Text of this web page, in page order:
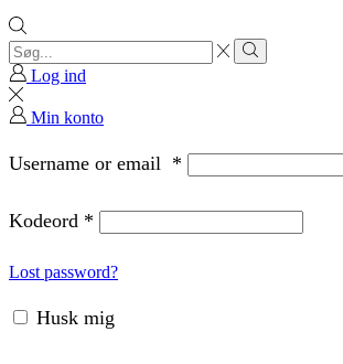
Search
input
Search
Log ind
Min konto
Username or email *
Kodeord *
Lost password?
Husk mig